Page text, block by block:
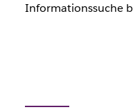
Informationssuche